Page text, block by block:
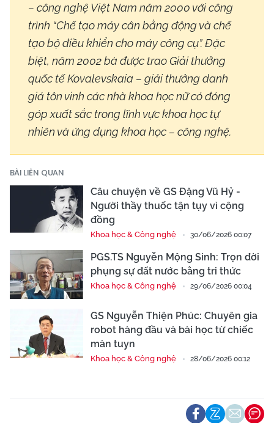
– công nghệ Việt Nam năm 2000 với công
trình “Chế tạo máy cân bằng động và chế
tạo bộ điều khiển cho máy công cụ”. Đặc
biệt, năm 2002 bà được trao Giải thưởng
quốc tế Kovalevskaia – giải thưởng danh
giá tôn vinh các nhà khoa học nữ có đóng
góp xuất sắc trong lĩnh vực khoa học tự
nhiên và ứng dụng khoa học – công nghệ.
BÀI LIÊN QUAN
Câu chuyện về GS Đặng Vũ Hỷ -
Người thầy thuốc tận tụy vì cộng
đồng
Khoa học & Công nghệ 30/06/2026 00:07
PGS.TS Nguyễn Mộng Sinh: Trọn đời
phụng sự đất nước bằng tri thức
Khoa học & Công nghệ 29/06/2026 00:04
GS Nguyễn Thiện Phúc: Chuyên gia
robot hàng đầu và bài học từ chiếc
màn tuyn
Khoa học & Công nghệ 28/06/2026 00:12